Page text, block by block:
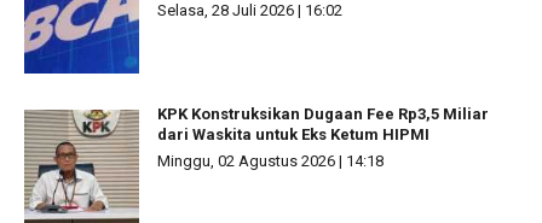
Selasa, 28 Juli 2026 | 16:02
KPK Konstruksikan Dugaan Fee Rp3,5 Miliar
dari Waskita untuk Eks Ketum HIPMI
Minggu, 02 Agustus 2026 | 14:18